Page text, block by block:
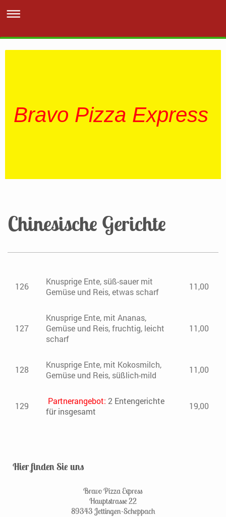
Bravo Pizza Express
Chinesische Gerichte
126
Knusprige Ente, süß-sauer mit
Gemüse und Reis, etwas scharf
11,00
127
Knusprige Ente, mit Ananas,
Gemüse und Reis, fruchtig, leicht
scharf
11,00
128
Knusprige Ente, mit Kokosmilch,
Gemüse und Reis, süßlich-mild
11,00
129 Partnerangebot: 2 Entengerichte
für insgesamt
19,00
Hier finden Sie uns
Bravo Pizza Express
Hauptstrasse 22
89343 Jettingen-Scheppach